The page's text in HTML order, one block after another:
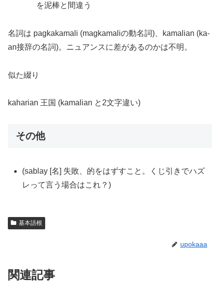
を泥棒と間違う
名詞は pagkakamali (magkamaliの動名詞)、kamalian (ka-
an接辞の名詞)。ニュアンスに差があるのかは不明。
似た綴り
kaharian 王国 (kamalian と2文字違い)
その他
(sablay [名] 失敗、的をはずすこと。くじ引きでハズ
レって言う場合はこれ？)
基本語根
upokaaa
関連記事